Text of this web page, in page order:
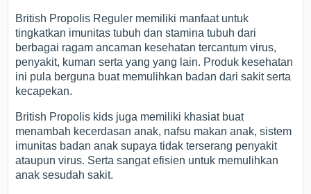
British Propolis Reguler memiliki manfaat untuk
tingkatkan imunitas tubuh dan stamina tubuh dari
berbagai ragam ancaman kesehatan tercantum virus,
penyakit, kuman serta yang yang lain. Produk kesehatan
ini pula berguna buat memulihkan badan dari sakit serta
kecapekan.
British Propolis kids juga memiliki khasiat buat
menambah kecerdasan anak, nafsu makan anak, sistem
imunitas badan anak supaya tidak terserang penyakit
ataupun virus. Serta sangat efisien untuk memulihkan
anak sesudah sakit.